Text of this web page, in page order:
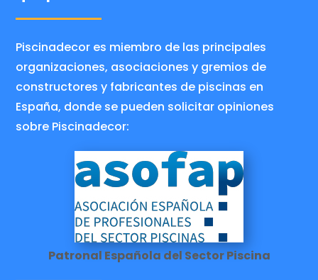
Piscinadecor es miembro de las principales
organizaciones, asociaciones y gremios de
constructores y fabricantes de piscinas en
España, donde se pueden solicitar opiniones
sobre Piscinadecor:
Patronal Española del Sector Piscina